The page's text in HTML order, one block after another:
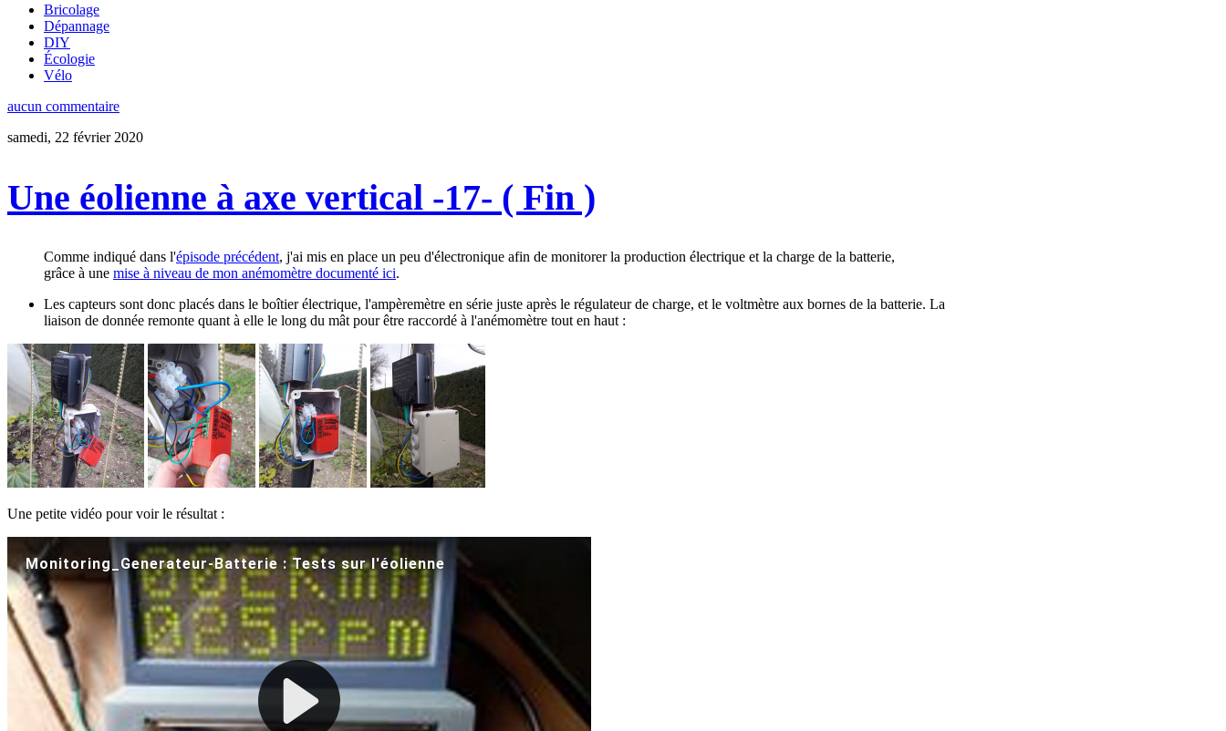
Bricolage
Dépannage
DIY
Écologie
Vélo
aucun commentaire
samedi, 22 février 2020
Une éolienne à axe vertical -17- ( Fin )
Comme indiqué dans l'épisode précédent, j'ai mis en place un peu d'électronique afin de monitorer la production électrique et la charge de la batterie,
grâce à une mise à niveau de mon anémomètre documenté ici.
Les capteurs sont donc placés dans le boîtier électrique, l'ampèremètre en série juste après le régulateur de charge, et le voltmètre aux bornes de la batterie. La
liaison de donnée remonte quant à elle le long du mât pour être raccordé à l'anémomètre tout en haut :
Une petite vidéo pour voir le résultat :